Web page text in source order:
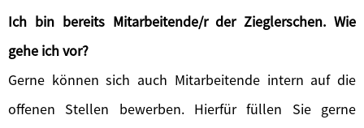
Ich bin bereits Mitarbeitende/r der Zieglerschen. Wie
gehe ich vor?
Gerne können sich auch Mitarbeitende intern auf die
offenen Stellen bewerben. Hierfür füllen Sie gerne